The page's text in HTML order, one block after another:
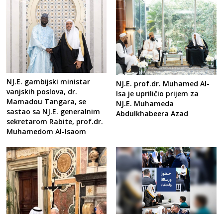
NJ.E. gambijski ministar
vanjskih poslova, dr.
Mamadou Tangara, se
sastao sa NJ.E. generalnim
sekretarom Rabite, prof.dr.
Muhamedom Al-Isaom
NJ.E. prof.dr. Muhamed Al-
Isa je upriličio prijem za
NJ.E. Muhameda
Abdulkhabeera Azad